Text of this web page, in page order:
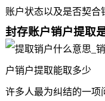
账户状态以及是否契合
封存账户销户提取
许多人最为纠结的一项